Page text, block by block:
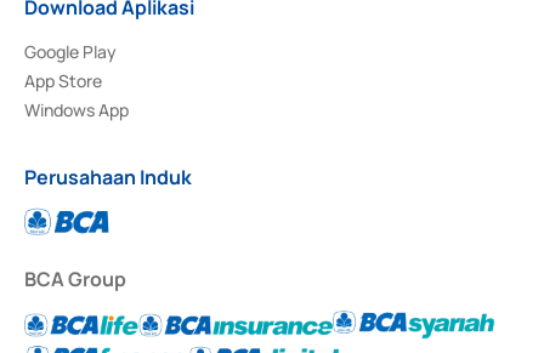
Download Aplikasi
Google Play
App Store
Windows App
Perusahaan Induk
BCA Group